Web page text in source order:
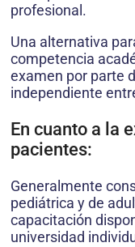
profesional.
Una alternativa
competencia
examen por parte
independiente
En cuanto a la
pacientes:
Generalmente
pediátrica y de
capacitación
universidad